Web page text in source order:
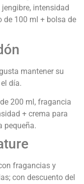
intensidad
de 100 ml + bolsa de
mantener su
día.
200 ml, fragancia
+ crema para
pequeña.
fragancias y
con descuento del